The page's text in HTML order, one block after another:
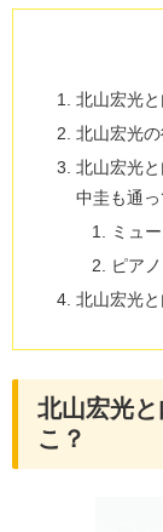
北山宏光
北山宏光
北山宏光
中圭も通っ
ミュ
ピア
北山宏光
北山宏光
こ？